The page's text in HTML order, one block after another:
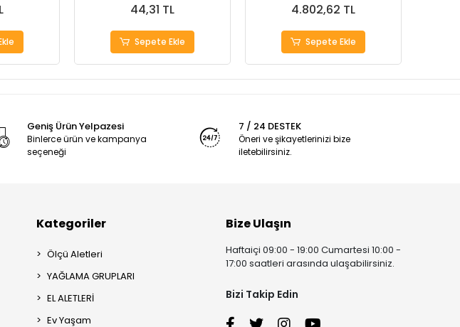
44,31 TL
Sepete Ekle
4.802,62 TL
Sepete Ekle
Geniş Ürün Yelpazesi
Binlerce ürün ve kampanya
seçeneği
7 / 24 DESTEK
Öneri ve şikayetlerinizi bize
iletebilirsiniz.
Kategoriler
Ölçü Aletleri
YAĞLAMA GRUPLARI
EL ALETLERİ
Ev Yaşam
Bize Ulaşın
Haftaiçi 09:00 - 19:00 Cumartesi 10:00 -
17:00 saatleri arasında ulaşabilirsiniz.
Bizi Takip Edin